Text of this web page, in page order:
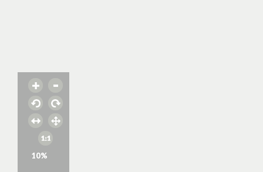
10%